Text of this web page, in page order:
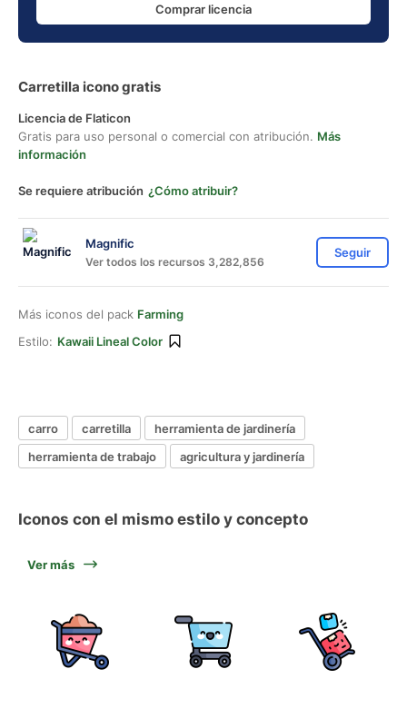
Comprar licencia
Carretilla icono gratis
Licencia de Flaticon
Gratis para uso personal o comercial con atribución. Más
información
Se requiere atribución ¿Cómo atribuir?
Magnific
Ver todos los recursos 3,282,856
Seguir
Más iconos del pack Farming
Estilo: Kawaii Lineal Color
carro carretilla
herramienta de jardinería
herramienta de trabajo
agricultura y jardinería
Iconos con el mismo estilo y concepto
Ver más